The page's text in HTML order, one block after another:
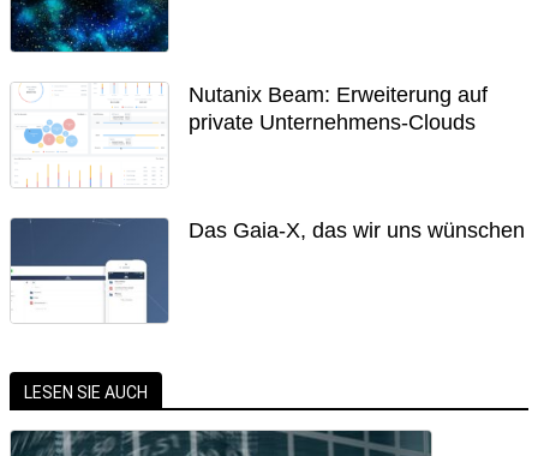
Nutanix Beam: Erweiterung auf
private Unternehmens-Clouds
Das Gaia-X, das wir uns wünschen
LESEN SIE AUCH